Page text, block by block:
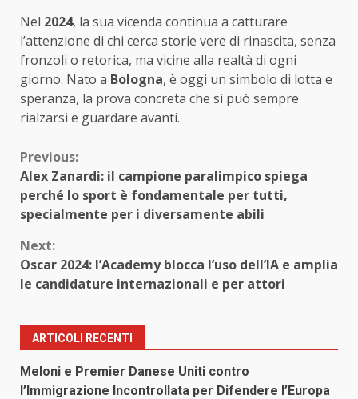
Nel 2024, la sua vicenda continua a catturare
l’attenzione di chi cerca storie vere di rinascita, senza
fronzoli o retorica, ma vicine alla realtà di ogni
giorno. Nato a Bologna, è oggi un simbolo di lotta e
speranza, la prova concreta che si può sempre
rialzarsi e guardare avanti.
Continue
Reading
Previous:
Alex Zanardi: il campione paralimpico spiega
perché lo sport è fondamentale per tutti,
specialmente per i diversamente abili
Next:
Oscar 2024: l’Academy blocca l’uso dell’IA e amplia
le candidature internazionali e per attori
ARTICOLI RECENTI
Meloni e Premier Danese Uniti contro
l’Immigrazione Incontrollata per Difendere l’Europa